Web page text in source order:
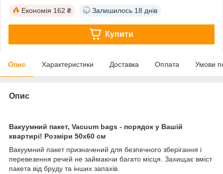
Економія 162 ₴ Залишилось 18 днів
Купити
Опис Характеристики Доставка Оплата Умови
Опис
Вакуумний пакет, Vacuum bags - порядок у Вашій
квартирі! Розміри 50x60 см
Вакуумний пакет призначений для безпечного зберігання і
перевезення речей не займаючи багато місця. Захищає вміст
пакета від бруду та інших запахів.